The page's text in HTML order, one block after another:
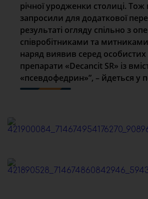
річної уродженки столиці.
запросили для додаткової
результаті огляду спільно з
співробітниками та
наряд виявив серед
препарати «Decancit SR» із
«псевдофедрин»”, – йдеться у